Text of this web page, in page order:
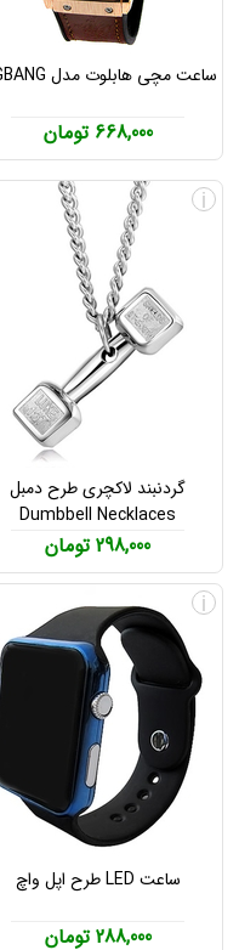
ساعت مچی هابلوت مدل BIGBANG
668,000 تومان
گردنبند لاکچری طرح دمبل
Dumbbell Necklaces
298,000 تومان
i
ساعت LED طرح اپل واچ
288,000 تومان
i